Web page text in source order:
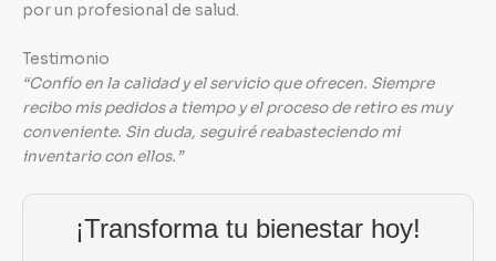
por un profesional de salud.
Testimonio
“Confío en la calidad y el servicio que ofrecen. Siempre
recibo mis pedidos a tiempo y el proceso de retiro es muy
conveniente. Sin duda, seguiré reabasteciendo mi
inventario con ellos.”
¡Transforma tu bienestar hoy!